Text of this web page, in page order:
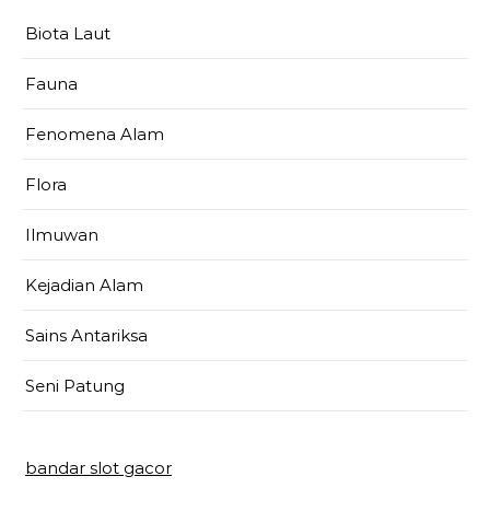
Biota Laut
Fauna
Fenomena Alam
Flora
Ilmuwan
Kejadian Alam
Sains Antariksa
Seni Patung
bandar slot gacor